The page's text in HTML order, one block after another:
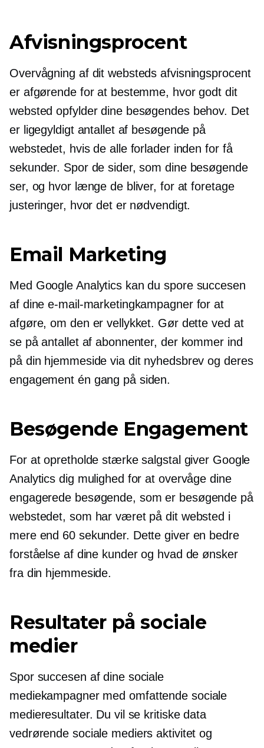
Afvisningsprocent
Overvågning af dit websteds afvisningsprocent
er afgørende for at bestemme, hvor godt dit
websted opfylder dine besøgendes behov. Det
er ligegyldigt antallet af besøgende på
webstedet, hvis de alle forlader inden for få
sekunder. Spor de sider, som dine besøgende
ser, og hvor længe de bliver, for at foretage
justeringer, hvor det er nødvendigt.
Email Marketing
Med Google Analytics kan du spore succesen
af ​​dine e-mail-marketingkampagner for at
afgøre, om den er vellykket. Gør dette ved at
se på antallet af abonnenter, der kommer ind
på din hjemmeside via dit nyhedsbrev og deres
engagement én gang på siden.
Besøgende Engagement
For at opretholde stærke salgstal giver Google
Analytics dig mulighed for at overvåge dine
engagerede besøgende, som er besøgende på
webstedet, som har været på dit websted i
mere end 60 sekunder. Dette giver en bedre
forståelse af dine kunder og hvad de ønsker
fra din hjemmeside.
Resultater på sociale
medier
Spor succesen af ​​dine sociale
mediekampagner med omfattende sociale
medieresultater. Du vil se kritiske data
vedrørende sociale mediers aktivitet og